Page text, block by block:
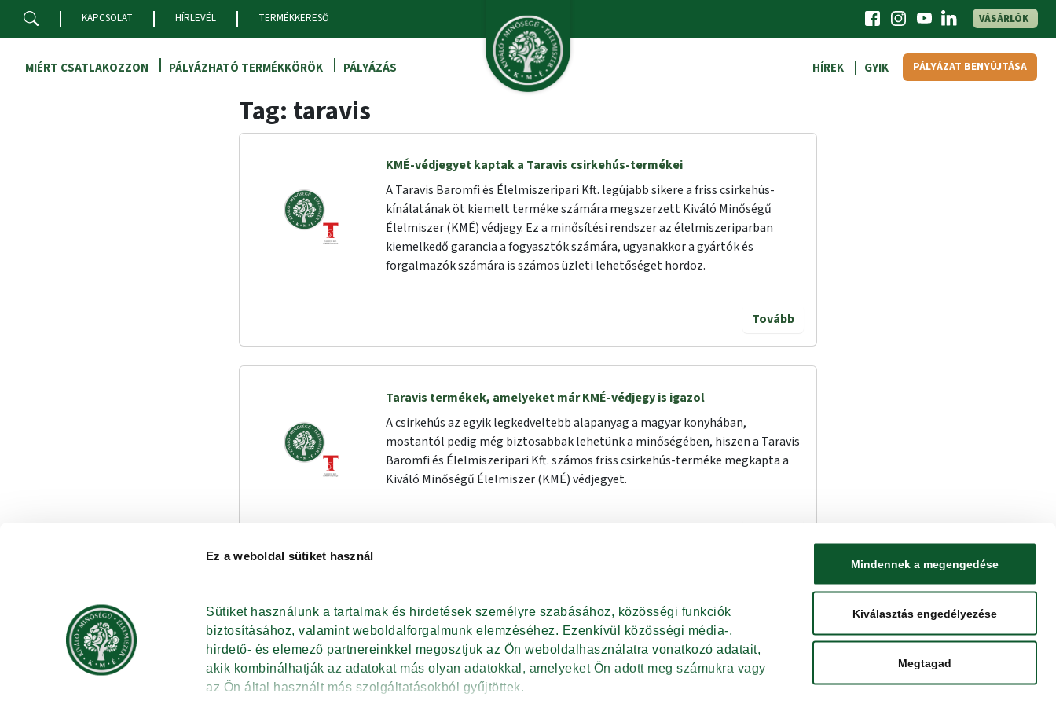
Ez a weboldal sütiket használ
Sütiket használunk a tartalmak és hirdetések személyre szabásához, közösségi funkciók
biztosításához, valamint weboldalforgalmunk elemzéséhez. Ezenkívül közösségi média-,
hirdető- és elemező partnereinkkel megosztjuk az Ön weboldalhasználatra vonatkozó adatait,
akik kombinálhatják az adatokat más olyan adatokkal, amelyeket Ön adott meg számukra vagy
az Ön által használt más szolgáltatásokból gyűjtöttek.
Mindennek a megengedése
Kiválasztás engedélyezése
Megtagad
Skip to main content
KAPCSOLAT HÍRLEVÉL TERMÉKKERESŐ VÁSÁRLÓK
MIÉRT CSATLAKOZZON PÁLYÁZHATÓ TERMÉKKÖRÖK PÁLYÁZÁS HÍREK GYIK PÁLYÁZAT BENYÚJTÁSA
Tag: taravis
KMÉ-védjegyet kaptak a Taravis csirkehús-termékei
A Taravis Baromfi és Élelmiszeripari Kft. legújabb sikere a friss csirkehús-
kínálatának öt kiemelt terméke számára megszerzett Kiváló Minőségű
Élelmiszer (KMÉ) védjegy. Ez a minősítési rendszer az élelmiszeriparban
kiemelkedő garancia a fogyasztók számára, ugyanakkor a gyártók és
forgalmazók számára is számos üzleti lehetőséget hordoz.
Tovább
Taravis termékek, amelyeket már KMÉ-védjegy is igazol
A csirkehús az egyik legkedveltebb alapanyag a magyar konyhában,
mostantól pedig még biztosabbak lehetünk a minőségében, hiszen a Taravis
Baromfi és Élelmiszeripari Kft. számos friss csirkehús-terméke megkapta a
Kiváló Minőségű Élelmiszer (KMÉ) védjegyet.
LEGYEN ÖN IS VÉDJEGYHASZNÁLÓ
VÉDJEGYHASZNÁLAT ELŐNYEI
PÁLYÁZHATÓ TERMÉKKÖRÖK
PÁLYÁZATI FOLYAMAT
SPECIÁLIS TANÚSÍTÁSI KÖVETELMÉNYEK
SZABÁLYZATOK, LETÖLTHETŐ
DOKUMENTUMOK
HÍREK
GYIK
KAPCSOLAT
LAP TETEJÉRE